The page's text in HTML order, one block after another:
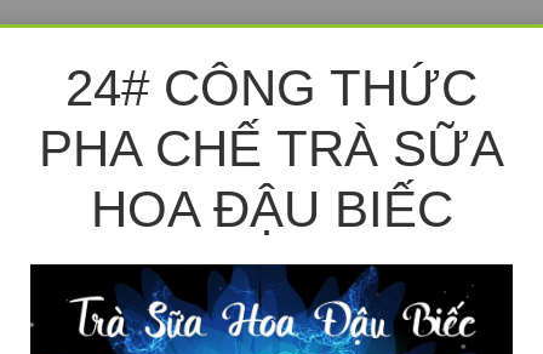
24# CÔNG THỨC
PHA CHẾ TRÀ SỮA
HOA ĐẬU BIẾC